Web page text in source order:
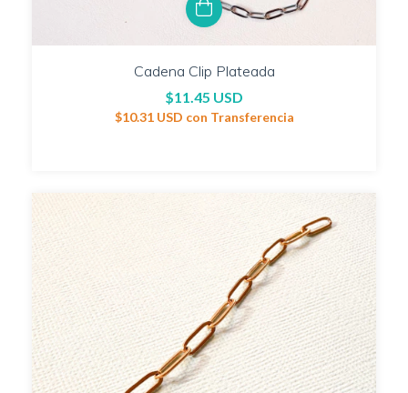
Cadena Clip Plateada
$11.45 USD
$10.31 USD con Transferencia